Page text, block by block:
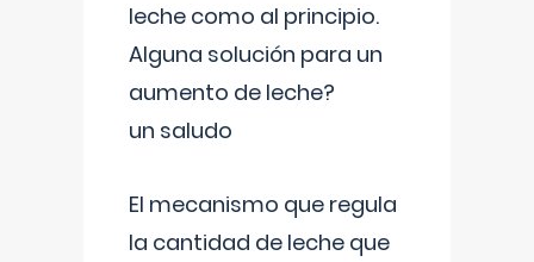
leche como al principio.
Alguna solución para un
aumento de leche?
un saludo
El mecanismo que regula
la cantidad de leche que